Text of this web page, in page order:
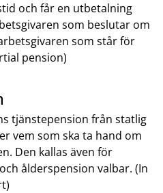
och får en utbetalning
som beslutar om
som står för
pension)
tjänstepension från statlig
vem som ska ta hand om
Den kallas även för
ålderspension valbar. (In